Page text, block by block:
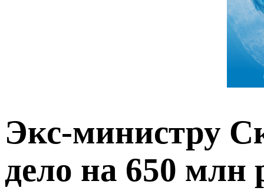
Экс-министру
дело на 650 млн